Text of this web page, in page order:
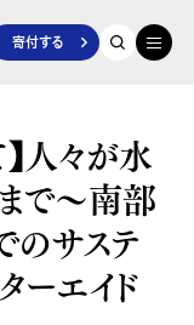
寄付する
人々が水
で～南部
のサステ
ーエイド